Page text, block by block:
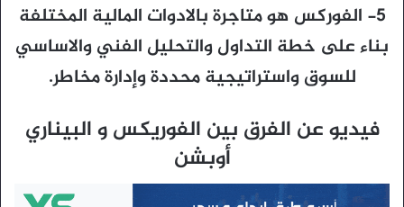
5- الفوركس هو متاجرة بالادوات المالية المختلفة
بناء على خطة التداول والتحليل الفني والاساسي
للسوق واستراتيجية محددة وإدارة مخاطر.
فيديو عن الفرق بين الفوريكس و البيناري
أوبشن